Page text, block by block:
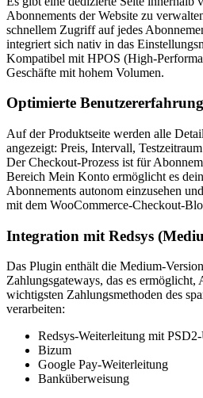
Abonnements der Website zu
schnellem Zugriff auf jedes
integriert sich nativ in das
Kompatibel mit HPOS (High-
Geschäfte mit hohem Volumen.
Optimierte
Auf der Produktseite werden alle
angezeigt: Preis, Intervall,
Der Checkout-Prozess ist für
Bereich Mein Konto ermöglicht es
Abonnements autonom einzusehen
mit dem WooCommerce-Checkout-
Integration mit Redsys
Das Plugin enthält die Medium-
Zahlungsgateways, das es ermöglicht,
wichtigsten Zahlungsmethoden des
verarbeiten:
Redsys-Weiterleitung mit
Bizum
Google Pay-Weiterleitung
Banküberweisung